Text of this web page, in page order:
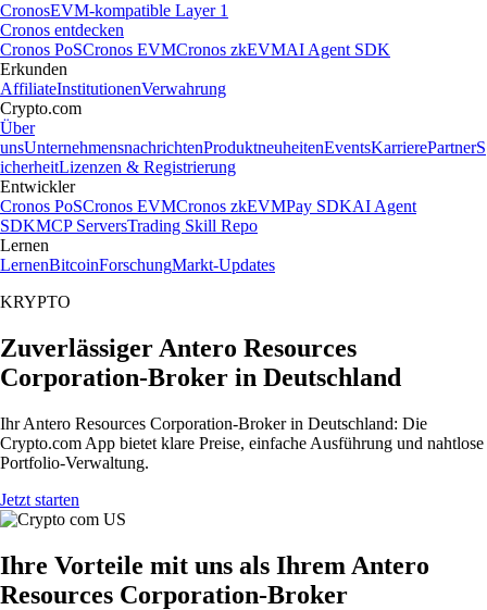
CronosEVM-kompatible Layer 1
Cronos entdecken
Cronos PoSCronos EVMCronos zkEVMAI Agent SDK
Erkunden
AffiliateInstitutionenVerwahrung
Crypto.com
Über
unsUnternehmensnachrichtenProduktneuheitenEventsKarrierePartnerS
icherheitLizenzen & Registrierung
Entwickler
Cronos PoSCronos EVMCronos zkEVMPay SDKAI Agent
SDKMCP ServersTrading Skill Repo
Lernen
LernenBitcoinForschungMarkt-Updates
KRYPTO
Zuverlässiger Antero Resources
Corporation-Broker in Deutschland
Ihr Antero Resources Corporation-Broker in Deutschland: Die
Crypto.com App bietet klare Preise, einfache Ausführung und nahtlose
Portfolio-Verwaltung.
Jetzt starten
Ihre Vorteile mit uns als Ihrem Antero
Resources Corporation-Broker